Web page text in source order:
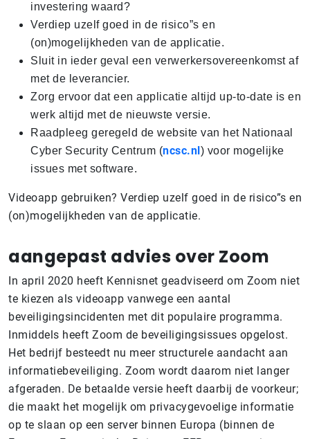
investering waard?
Verdiep uzelf goed in de risico”s en
(on)mogelijkheden van de applicatie.
Sluit in ieder geval een verwerkersovereenkomst af
met de leverancier.
Zorg ervoor dat een applicatie altijd up-to-date is en
werk altijd met de nieuwste versie.
Raadpleeg geregeld de website van het Nationaal
Cyber Security Centrum (ncsc.nl) voor mogelijke
issues met software.
Videoapp gebruiken? Verdiep uzelf goed in de risico”s en
(on)mogelijkheden van de applicatie.
aangepast advies over Zoom
In april 2020 heeft Kennisnet geadviseerd om Zoom niet
te kiezen als videoapp vanwege een aantal
beveiligingsincidenten met dit populaire programma.
Inmiddels heeft Zoom de beveiligingsissues opgelost.
Het bedrijf besteedt nu meer structurele aandacht aan
informatiebeveiliging. Zoom wordt daarom niet langer
afgeraden. De betaalde versie heeft daarbij de voorkeur;
die maakt het mogelijk om privacygevoelige informatie
op te slaan op een server binnen Europa (binnen de